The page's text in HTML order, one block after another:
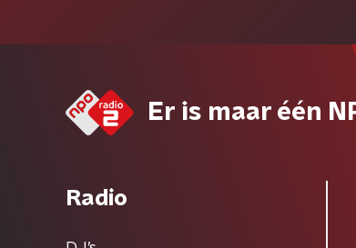
Er is maar één
Radio